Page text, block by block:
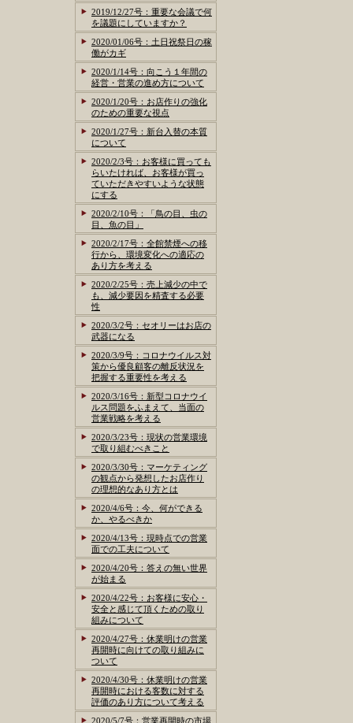
2019/12/27号：重要な会議で何
を議題にしていますか？
2020/01/06号：土日祝祭日の稼
働がカギ
2020/1/14号：向こう１年間の
経営・営業の進め方について
2020/1/20号：お店作りの強化
のための重要な視点
2020/1/27号：新台入替の本質
について
2020/2/3号：お客様に買っても
らいたければ、お客様が買っ
ていただきやすいような状態
にする
2020/2/10号：「鳥の目、虫の
目、魚の目」
2020/2/17号：全館禁煙への移
行から、環境変化への適応の
あり方を考える
2020/2/25号：売上減少の中で
も、減少要因を精査する必要
性
2020/3/2号：セオリーはお店の
武器になる
2020/3/9号：コロナウイルス対
策から優良顧客の離反状況を
把握する重要性を考える
2020/3/16号：新型コロナウイ
ルス問題をふまえて、当面の
営業戦略を考える
2020/3/23号：現状の営業環境
で取り組むべきこと
2020/3/30号：マーケティング
の観点から発想したお店作り
の理想的なあり方とは
2020/4/6号：今、何ができる
か、やるべきか
2020/4/13号：現時点での営業
面での工夫について
2020/4/20号：答えの無い世界
が始まる
2020/4/22号：お客様に安心・
安全と感じて頂くための取り
組みについて
2020/4/27号：休業明けの営業
再開時に向けての取り組みに
ついて
2020/4/30号：休業明けの営業
再開時における客数に対する
評価のあり方について考える
2020/5/7号：営業再開時の市場